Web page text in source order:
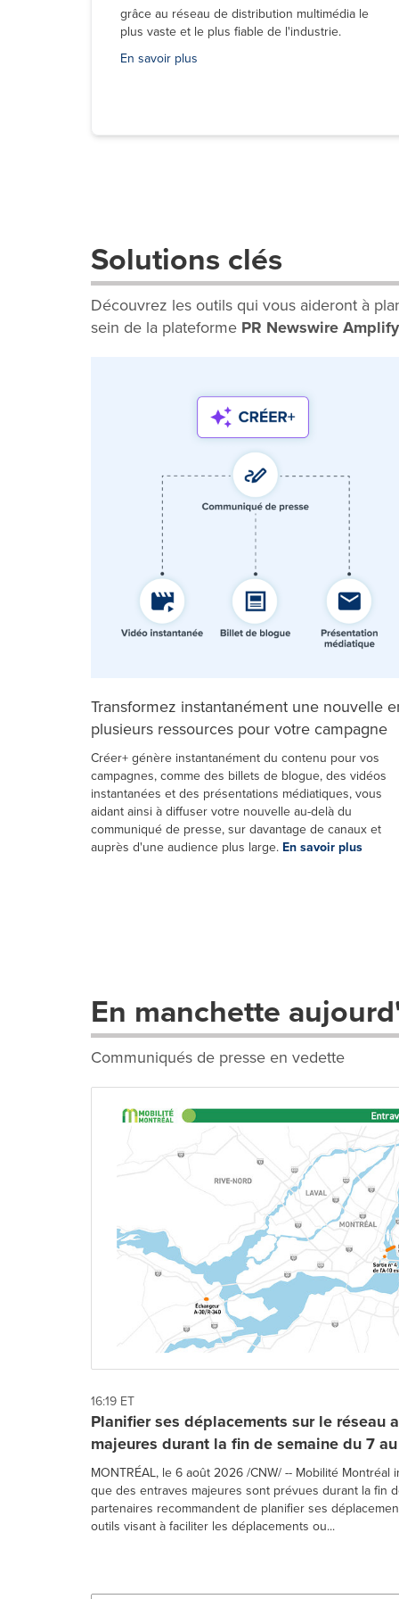
grâce au réseau de distribution multimédia le
plus vaste et le plus fiable de l'industrie.
En savoir plus
Solutions clés
Découvrez les outils qui vous aideront à
sein de la plateforme PR Newswire
Transformez instantanément une nouvelle
plusieurs ressources pour votre campagne
Créer+ génère instantanément du contenu pour vos
campagnes, comme des billets de blogue, des vidéos
instantanées et des présentations médiatiques, vous
aidant ainsi à diffuser votre nouvelle au-delà du
communiqué de presse, sur davantage de canaux et
auprès d'une audience plus large. En savoir plus
En manchette
Communiqués de presse en vedette
16:19 ET
Planifier ses déplacements sur le réseau
majeures durant la fin de semaine du 7
MONTRÉAL, le 6 août 2026 /CNW/ -- Mobilité
que des entraves majeures sont prévues durant la fin
partenaires recommandent de planifier ses
outils visant à faciliter les déplacements ou...